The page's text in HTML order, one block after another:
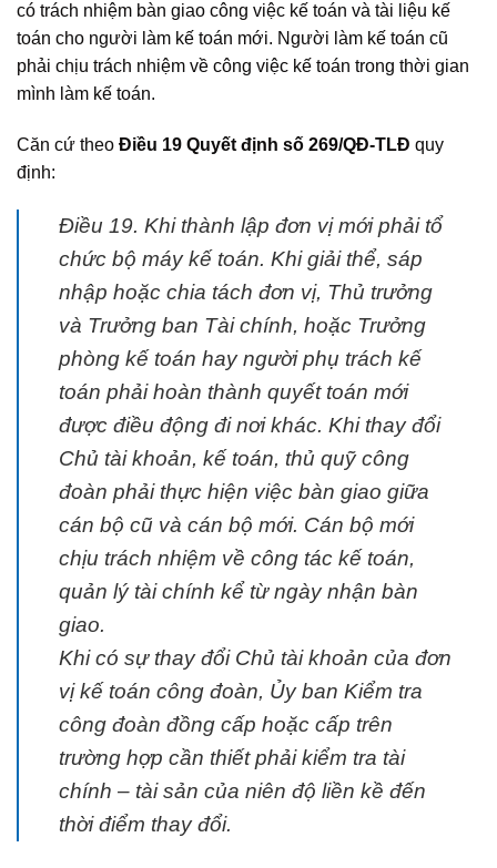
có trách nhiệm bàn giao công việc kế toán và tài liệu kế
toán cho người làm kế toán mới. Người làm kế toán cũ
phải chịu trách nhiệm về công việc kế toán trong thời gian
mình làm kế toán.
Căn cứ theo Điều 19 Quyết định số 269/QĐ-TLĐ quy
định:
Điều 19. Khi thành lập đơn vị mới phải tổ
chức bộ máy kế toán. Khi giải thể, sáp
nhập hoặc chia tách đơn vị, Thủ trưởng
và Trưởng ban Tài chính, hoặc Trưởng
phòng kế toán hay người phụ trách kế
toán phải hoàn thành quyết toán mới
được điều động đi nơi khác. Khi thay đổi
Chủ tài khoản, kế toán, thủ quỹ công
đoàn phải thực hiện việc bàn giao giữa
cán bộ cũ và cán bộ mới. Cán bộ mới
chịu trách nhiệm về công tác kế toán,
quản lý tài chính kể từ ngày nhận bàn
giao.
Khi có sự thay đổi Chủ tài khoản của đơn
vị kế toán công đoàn, Ủy ban Kiểm tra
công đoàn đồng cấp hoặc cấp trên
trường hợp cần thiết phải kiểm tra tài
chính – tài sản của niên độ liền kề đến
thời điểm thay đổi.